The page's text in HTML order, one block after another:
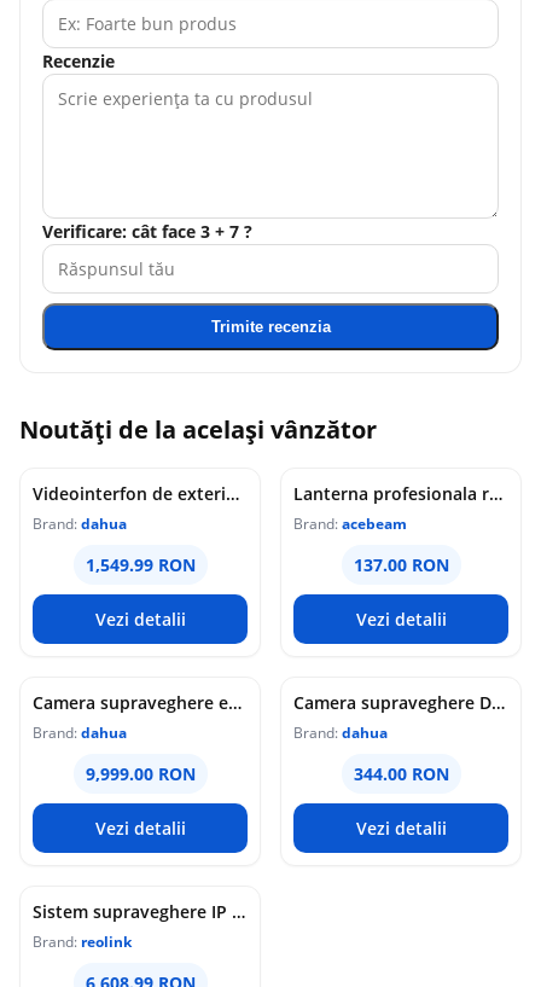
Recenzie
Verificare: cât face 3 + 7 ?
Trimite recenzia
Noutăți de la același vânzător
Videointerfon de exterior IP WiFi Dahua VTO6631QB-WP, 2MP, ecran 5 inch, acces prin PIN/recunoastere faciala/card/Bluetooth, slot card, microfon/difuzor, PoE
Brand:dahua
1,549.99 RON
Vezi detalii
Lanterna profesionala reincarcabila Acebeam Pokelit AA, 1000 lumeni, 105 m, gri
Brand:acebeam
137.00 RON
Vezi detalii
Camera supraveghere exterior analogica Dome cu iluminare duala Dahua HAC-HDW1549X-IL-A-PRO-0360B-DIP, 5 MP, 2.8 mm, IR/lumina calda 50 m, microfon dublu
Brand:dahua
9,999.00 RON
Vezi detalii
Camera supraveghere Dome analogica Dahua WizColor HAC-HDW1549X-A-PRO-0360B-DIP, 5 MP, 3.6 mm, lumina calda 50 m, microfon dublu
Brand:dahua
344.00 RON
Vezi detalii
Sistem supraveghere IP Dome Reolink Color Night Vision NVS16-12MD8, 8 camere, 12 MP, IR / lumina alba 30 m, 4 mm, microfon si difuzor, detectie om/vehicul/animal, PoE, HDD 4 TB inclus
Brand: reolink